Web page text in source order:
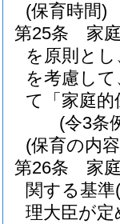
(保育時間)
第25条
家
を原則と
を考慮し
て「家庭
(令3条
(保育の内
第26条
家
関する基準
理大臣が